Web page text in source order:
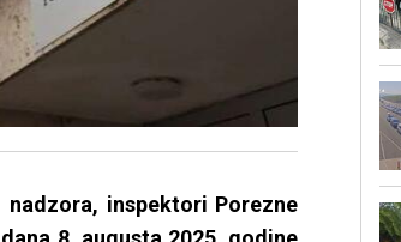
inspektori Porezne